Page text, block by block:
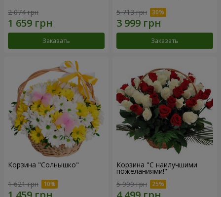
2 074 грн
Заказать
5 713 грн
Заказать
Корзина "Солнышко"
1 621 грн
Корзина "С наилучшими
пожеланиями!"
5 999 грн